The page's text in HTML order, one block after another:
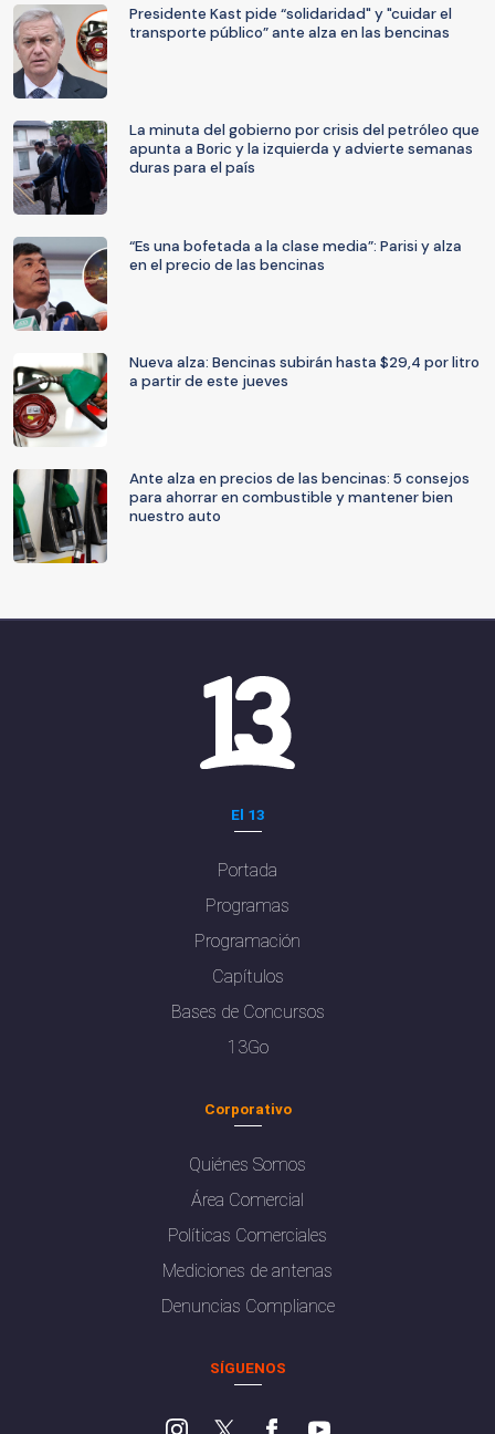
Presidente Kast pide “solidaridad" y "cuidar el
transporte público” ante alza en las bencinas
La minuta del gobierno por crisis del petróleo que
apunta a Boric y la izquierda y advierte semanas
duras para el país
“Es una bofetada a la clase media”: Parisi y alza
en el precio de las bencinas
Nueva alza: Bencinas subirán hasta $29,4 por litro
a partir de este jueves
Ante alza en precios de las bencinas: 5 consejos
para ahorrar en combustible y mantener bien
nuestro auto
El 13
Portada
Programas
Programación
Capítulos
Bases de Concursos
13Go
Corporativo
Quiénes Somos
Área Comercial
Políticas Comerciales
Mediciones de antenas
Denuncias Compliance
SÍGUENOS